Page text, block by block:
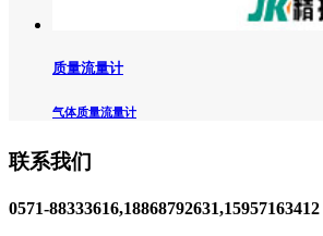
质量流量计
气体质量流量计
联系我们
0571-88333616,18868792631,15957163412